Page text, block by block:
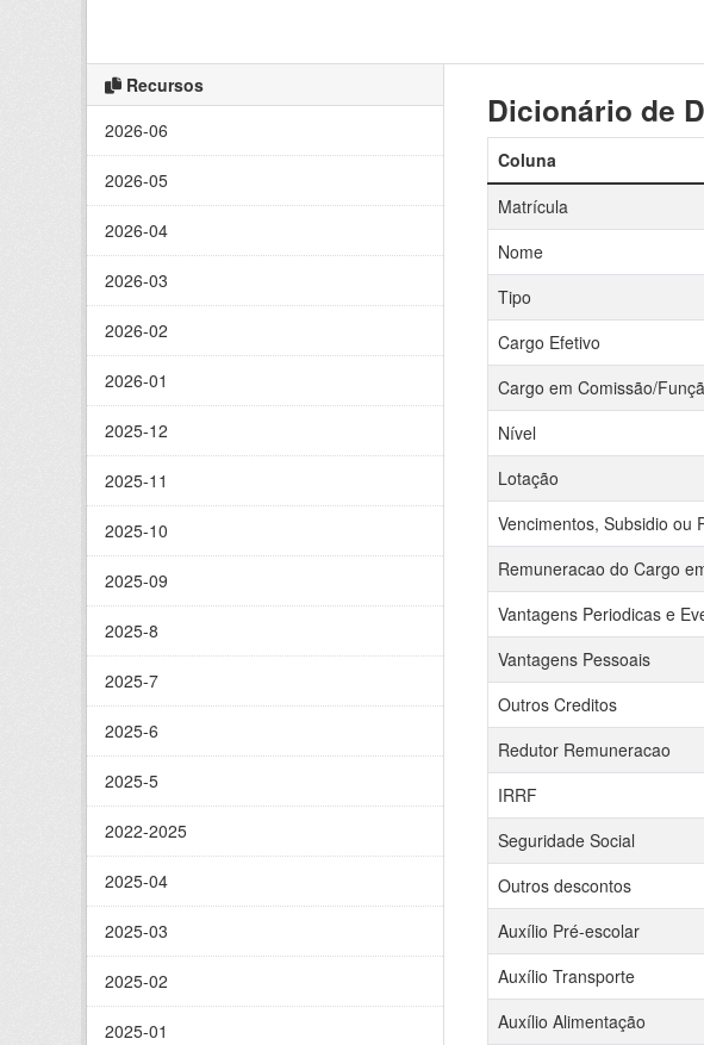
Recursos
2026-06
2026-05
2026-04
2026-03
2026-02
2026-01
2025-12
2025-11
2025-10
2025-09
2025-8
2025-7
2025-6
2025-5
2022-2025
2025-04
2025-03
2025-02
2025-01
Dicionário de
Coluna
Matrícula
Nome
Tipo
Cargo Efetivo
Cargo em Comissão/
Nível
Lotação
Vencimentos, Subsidio ou
Remuneracao do Cargo
Vantagens Periodicas e
Vantagens Pessoais
Outros Creditos
Redutor Remuneracao
IRRF
Seguridade Social
Outros descontos
Auxílio Pré-escolar
Auxílio Transporte
Auxílio Alimentação